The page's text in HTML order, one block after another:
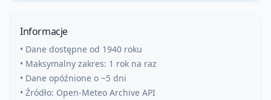
Informacje
• Dane dostępne od 1940 roku
• Maksymalny zakres: 1 rok na raz
• Dane opóźnione o ~5 dni
• Źródło: Open-Meteo Archive API